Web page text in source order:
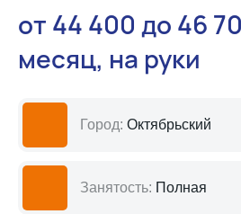
от 44 400 до 46
месяц, на руки
Город: Октябрьский
Занятость: Полная